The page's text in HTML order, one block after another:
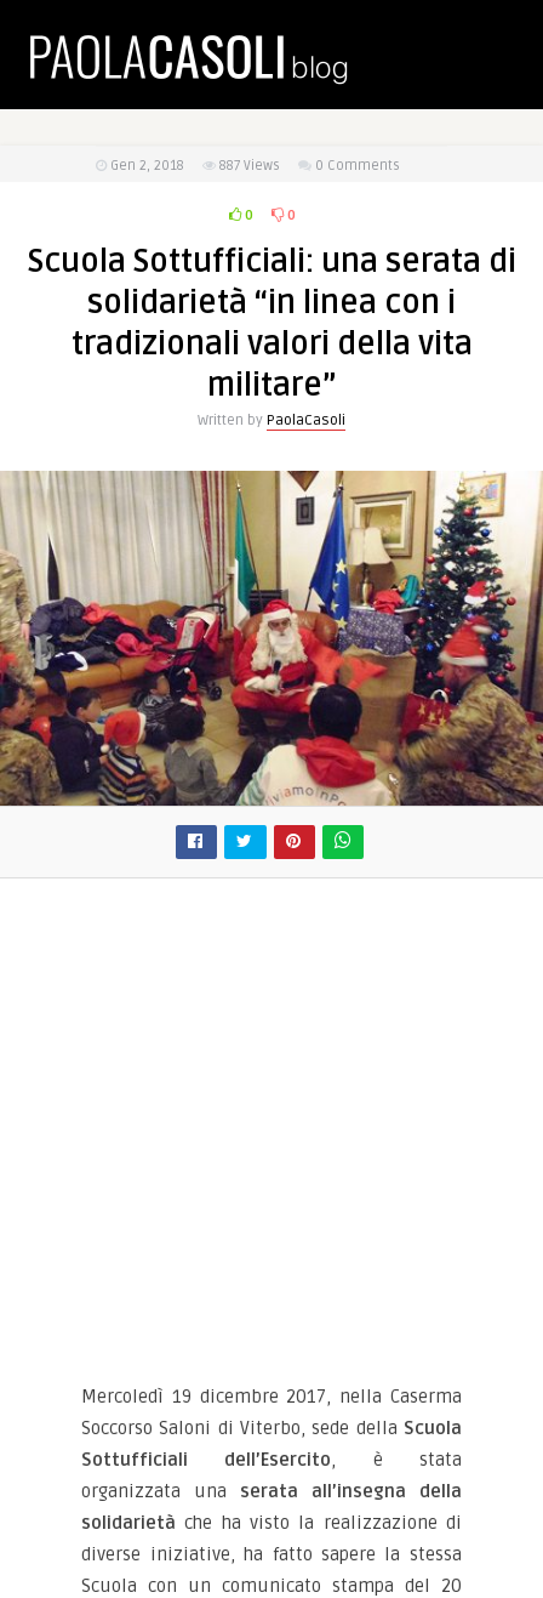
Gen 2, 2018 887 Views 0 Comments
0 0
Scuola Sottufficiali: una serata di
solidarietà “in linea con i
tradizionali valori della vita
militare”
Written by PaolaCasoli
Mercoledì 19 dicembre 2017, nella Caserma
Soccorso Saloni di Viterbo, sede della Scuola
Sottufficiali dell’Esercito, è stata
organizzata una serata all’insegna della
solidarietà che ha visto la realizzazione di
diverse iniziative, ha fatto sapere la stessa
Scuola con un comunicato stampa del 20